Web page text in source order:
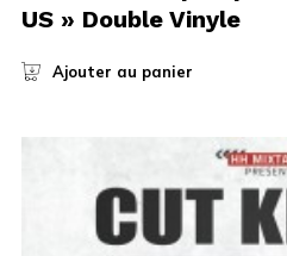
US » Double Vinyle
Ajouter au panier